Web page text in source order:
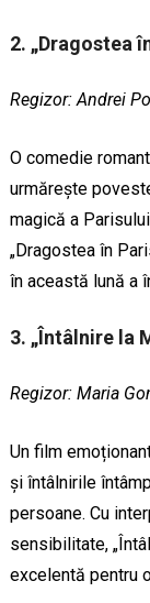
2. „Dragostea
Regizor: Andrei
O comedie
urmărește
magică a
„Dragostea în
în această lună a
3. „Întâlnire la
Regizor: Maria
Un film
și întâlnirile
persoane. Cu
sensibilitate,
excelentă pentru